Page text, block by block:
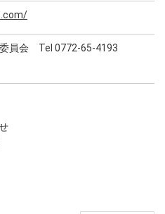
員会 Tel 0772-65-4193